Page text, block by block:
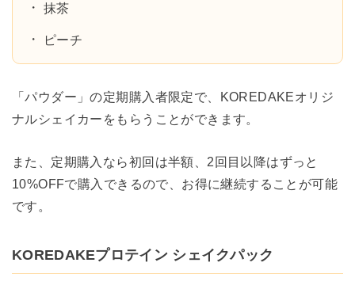
抹茶
ピーチ
「パウダー」の定期購入者限定で、KOREDAKEオリジ
ナルシェイカーをもらうことができます。
また、定期購入なら初回は半額、2回目以降はずっと
10%OFFで購入できるので、お得に継続することが可能
です。
KOREDAKEプロテイン シェイクパック